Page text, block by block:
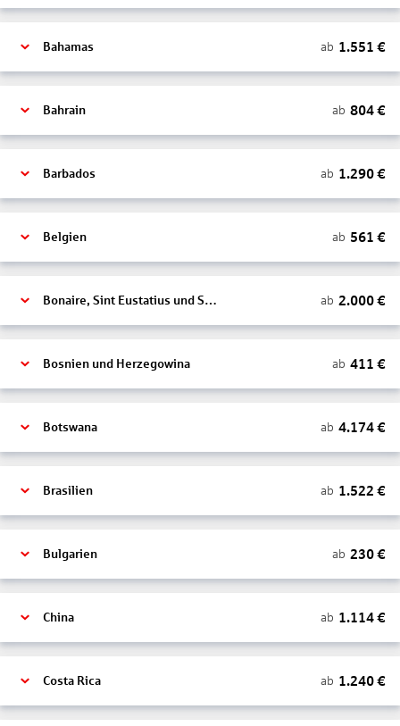
Bahamas ab 1.551 €
Bahrain ab 804€
Barbados ab 1.290€
Belgien ab 561 €
Bonaire, Sint Eustatius und Saba ab 2.000€
Bosnien und Herzegowina ab 411 €
Botswana ab 4.174€
Brasilien ab 1.522 €
Bulgarien ab 230€
China ab 1.114€
Costa Rica ab 1.240€